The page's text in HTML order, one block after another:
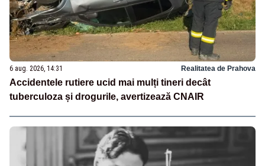
6 aug. 2026, 14:31 Realitatea de Prahova
Accidentele rutiere ucid mai mulți tineri decât
tuberculoza și drogurile, avertizează CNAIR